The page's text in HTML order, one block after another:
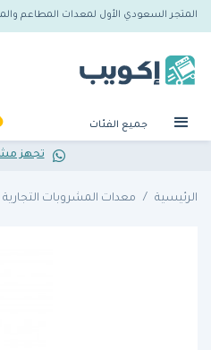
المتجر السعودي الأول لمعدات المطاعم
جميع الفئات
تجهز
الرئيسية معدات المشروبات التجارية